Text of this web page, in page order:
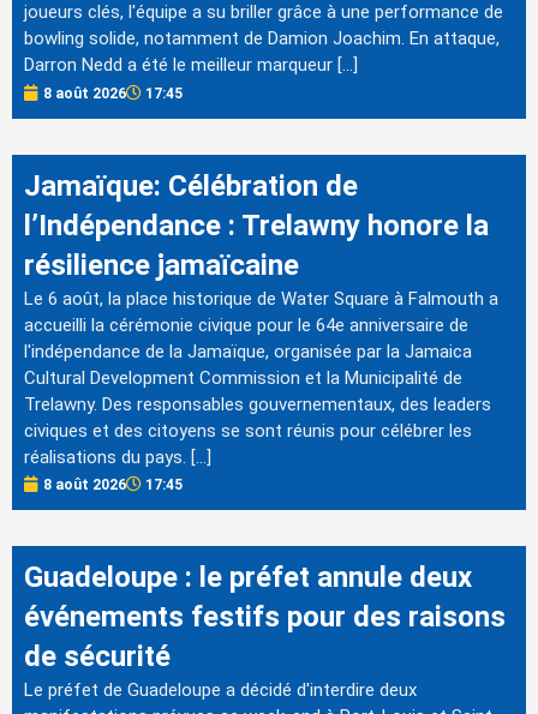
joueurs clés, l'équipe a su briller grâce à une performance de
bowling solide, notamment de Damion Joachim. En attaque,
Darron Nedd a été le meilleur marqueur […]
8 août 2026 17:45
Jamaïque: Célébration de
l’Indépendance : Trelawny honore la
résilience jamaïcaine
Le 6 août, la place historique de Water Square à Falmouth a
accueilli la cérémonie civique pour le 64e anniversaire de
l'indépendance de la Jamaïque, organisée par la Jamaica
Cultural Development Commission et la Municipalité de
Trelawny. Des responsables gouvernementaux, des leaders
civiques et des citoyens se sont réunis pour célébrer les
réalisations du pays. […]
8 août 2026 17:45
Guadeloupe : le préfet annule deux
événements festifs pour des raisons
de sécurité
Le préfet de Guadeloupe a décidé d'interdire deux